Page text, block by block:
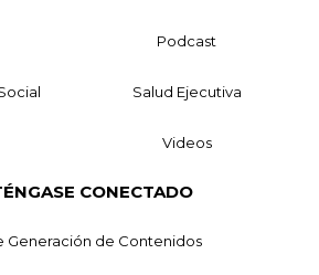
Podcast
Salud Ejecutiva
Videos
CONECTADO
Generación de Contenidos